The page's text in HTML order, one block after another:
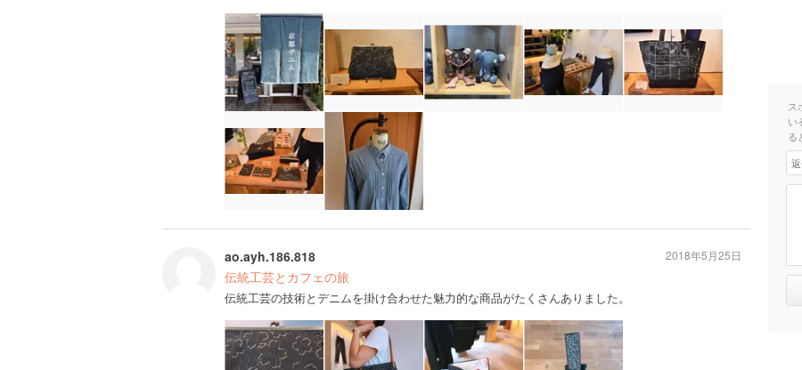
ao.ayh.186.818
伝統工芸とカフェの旅
伝統工芸の技術とデニムを掛け合わせた魅力的な商品がたくさんありました。
2018年5月25日
ス
い
る